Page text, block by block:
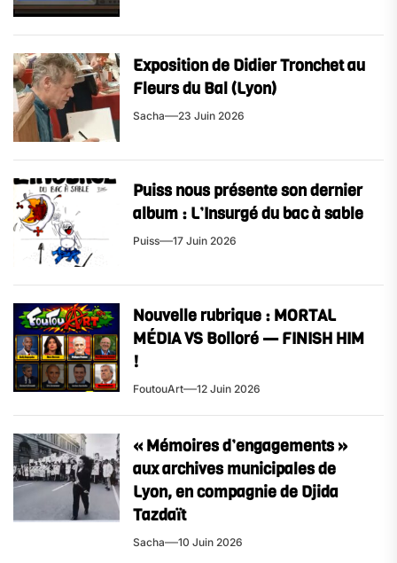
Exposition de Didier Tronchet au
Fleurs du Bal (Lyon)
Sacha 23 Juin 2026
Puiss nous présente son dernier
album : L’Insurgé du bac à sable
Puiss 17 Juin 2026
Nouvelle rubrique : MORTAL
MÉDIA VS Bolloré — FINISH HIM
!
FoutouArt 12 Juin 2026
« Mémoires d’engagements »
aux archives municipales de
Lyon, en compagnie de Djida
Tazdaït
Sacha 10 Juin 2026